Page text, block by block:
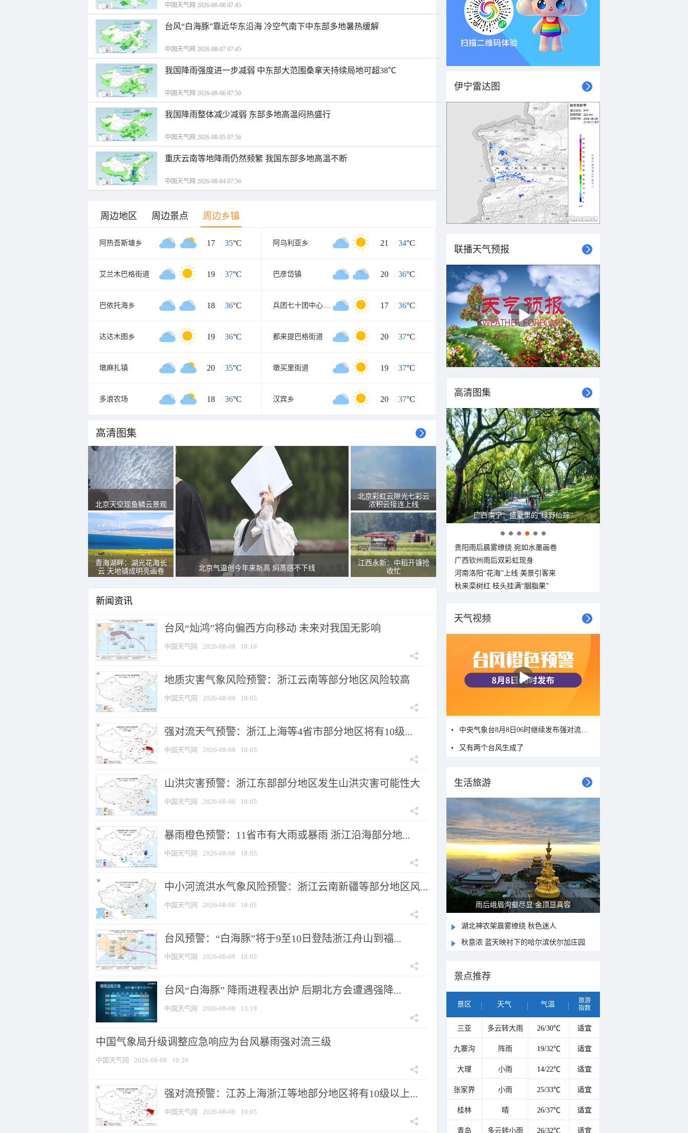
中国天气网 2026-08-08 07:45
台风“白海豚”靠近华东沿海 冷空气南下中东部多地暑热缓解
中国天气网 2026-08-07 07:45
我国降雨强度进一步减弱 中东部大范围桑拿天持续局地可超38℃
中国天气网 2026-08-06 07:50
我国降雨整体减少减弱 东部多地高温闷热盛行
中国天气网 2026-08-05 07:56
重庆云南等地降雨仍然频繁 我国东部多地高温不断
中国天气网 2026-08-04 07:56
周边地区 周边景点 周边乡镇
阿热吾斯塘乡 17 / 35°C 阿乌利亚乡 21 / 34°C
艾兰木巴格街道 19 / 37°C 巴彦岱镇 20 / 36°C
巴依托海乡 18 / 36°C 兵团七十团中心团场 17 / 36°C
达达木图乡 19 / 36°C 都来提巴格街道 20 / 37°C
墩麻扎镇 20 / 35°C 墩买里街道 19 / 37°C
多浪农场 18 / 36°C 汉宾乡 20 / 37°C
高清图集
北京天空现鱼鳞云景观
青海湖畔：湖光花海长
云 天地铺成明亮画卷
北京气温创今年来新高 焖蒸感不下线
北京彩虹云隙光七彩云
浓积云接连上线
江西永新：中稻开镰抢
收忙
新闻资讯
台风“灿鸿”将向偏西方向移动 未来对我国无影响
中国天气网 2026-08-08 18:18
地质灾害气象风险预警：浙江云南等部分地区风险较高
中国天气网 2026-08-08 18:05
强对流天气预警：浙江上海等4省市部分地区将有10级...
中国天气网 2026-08-08 18:05
山洪灾害预警：浙江东部部分地区发生山洪灾害可能性大
中国天气网 2026-08-08 18:05
暴雨橙色预警：11省市有大雨或暴雨 浙江沿海部分地...
中国天气网 2026-08-08 18:05
中小河流洪水气象风险预警：浙江云南新疆等部分地区风...
中国天气网 2026-08-08 18:05
台风预警：“白海豚”将于9至10日登陆浙江舟山到福...
中国天气网 2026-08-08 18:05
台风“白海豚” 降雨进程表出炉 后期北方会遭遇强降...
中国天气网 2026-08-08 13:19
中国气象局升级调整应急响应为台风暴雨强对流三级
中国天气网 2026-08-08 10:26
强对流预警：江苏上海浙江等地部分地区将有10级以上...
中国天气网 2026-08-08 10:05
伊宁雷达图
联播天气预报
高清图集
广西南宁：盛夏里的“绿野仙踪”
贵阳雨后晨雾缭绕 宛如水墨画卷
广西钦州雨后双彩虹现身
河南洛阳“花海”上线 美景引客来
秋来栾树红 枝头挂满“胭脂果”
天气视频
又有两个台风生成了
生活旅游
雨后峨眉沟壑尽显 金顶显真容
湖北神农架晨雾缭绕 秋色迷人
秋意浓 蓝天映衬下的哈尔滨伏尔加庄园
景点推荐
景区 天气 气温
旅游
指数
三亚 多云转大雨 26/30℃ 适宜
九寨沟 阵雨 19/32℃ 适宜
大理 小雨 14/22℃ 适宜
张家界 小雨 25/33℃ 适宜
桂林 晴 26/37℃ 适宜
青岛 多云转小雨 26/32℃ 适宜